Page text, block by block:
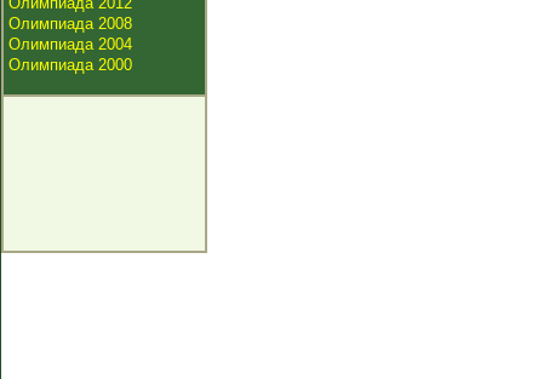
Олимпиада 2008
Олимпиада 2004
Олимпиада 2000